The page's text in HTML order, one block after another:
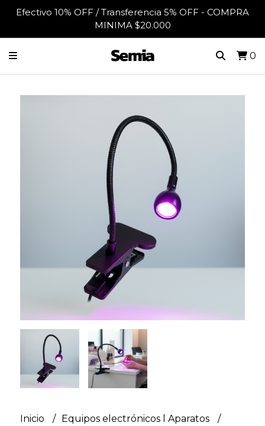
Efectivo 10% OFF / Transferencia 5% OFF - COMPRA
MINIMA $20.000
0
Inicio
Equipos electrónicos l Aparatos